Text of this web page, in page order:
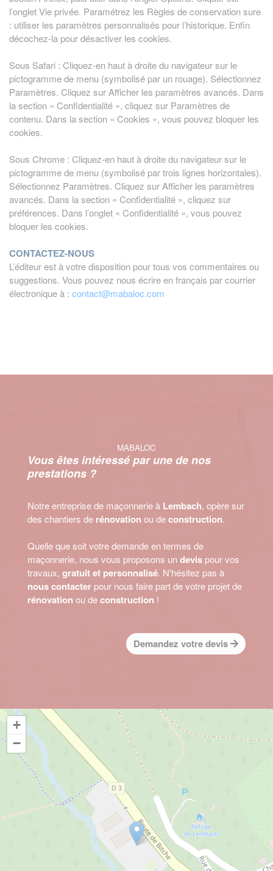
l’onglet Vie privée. Paramétrez les Règles de conservation sure
: utiliser les paramètres personnalisés pour l’historique. Enfin
décochez-la pour désactiver les cookies.
Sous Safari : Cliquez-en haut à droite du navigateur sur le
pictogramme de menu (symbolisé par un rouage). Sélectionnez
Paramètres. Cliquez sur Afficher les paramètres avancés. Dans
la section « Confidentialité », cliquez sur Paramètres de
contenu. Dans la section « Cookies », vous pouvez bloquer les
cookies.
Sous Chrome : Cliquez-en haut à droite du navigateur sur le
pictogramme de menu (symbolisé par trois lignes horizontales).
Sélectionnez Paramètres. Cliquez sur Afficher les paramètres
avancés. Dans la section « Confidentialité », cliquez sur
préférences. Dans l’onglet « Confidentialité », vous pouvez
bloquer les cookies.
CONTACTEZ-NOUS
L’éditeur est à votre disposition pour tous vos commentaires ou
suggestions. Vous pouvez nous écrire en français par courrier
électronique à : contact@mabaloc.com
MABALOC
Vous êtes intéressé par une de nos
prestations ?
Notre entreprise de maçonnerie à Lembach, opère sur
des chantiers de rénovation ou deconstruction.
Quelle que soit votre demande en termes de
maçonnerie, nous vous proposons undevis pour vos
travaux, gratuit et personnalisé. N'hésitez pas à
nous contacter pour nous faire part de votre projet de
rénovation ou deconstruction !
Demandez votre devis
+
−